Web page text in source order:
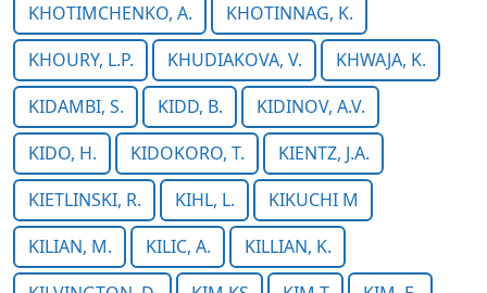
KHOTIMCHENKO, A.
KHOTINNAG, K.
KHOURY, L.P.
KHUDIAKOVA, V.
KHWAJA, K.
KIDAMBI, S.
KIDD, B.
KIDINOV, A.V.
KIDO, H.
KIDOKORO, T.
KIENTZ, J.A.
KIETLINSKI, R.
KIHL, L.
KIKUCHI M
KILIAN, M.
KILIC, A.
KILLIAN, K.